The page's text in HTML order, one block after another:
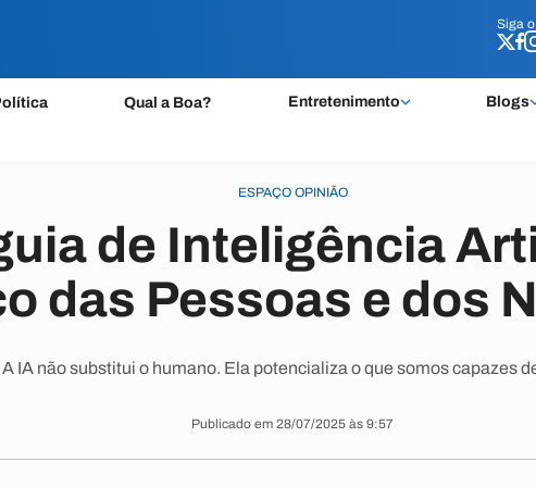
Siga o
Qual a Boa? Entretenimento Blogs
Siga o
ESPAÇO OPINIÃO
de Inteligência
das Pessoas e dos
A IA não substitui o humano. Ela potencializa o que somos capazes
Publicado em 28/07/2025 às 9:57